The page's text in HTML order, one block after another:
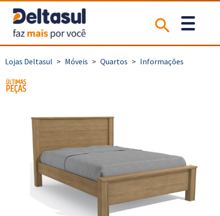
> Móveis > Quartos > Informações